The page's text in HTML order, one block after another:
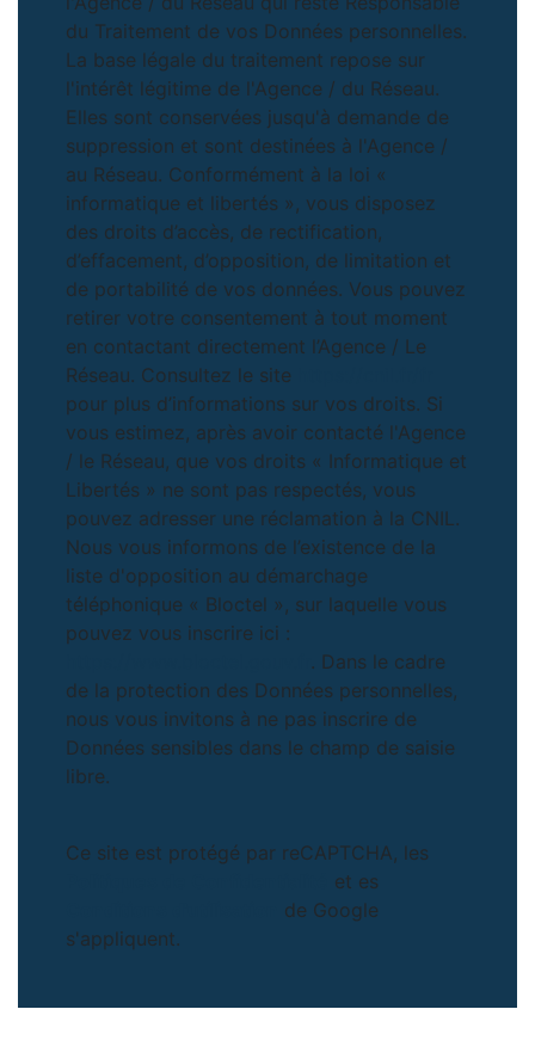
du Traitement de vos Données personnelles.
La base légale du traitement repose sur
l'intérêt légitime de l'Agence / du Réseau.
Elles sont conservées jusqu'à demande de
suppression et sont destinées à l'Agence /
au Réseau. Conformément à la loi «
informatique et libertés », vous disposez
des droits d’accès, de rectification,
d’effacement, d’opposition, de limitation et
de portabilité de vos données. Vous pouvez
retirer votre consentement à tout moment
en contactant directement l’Agence / Le
Réseau. Consultez le site
pour plus d’informations sur vos droits. Si
vous estimez, après avoir contacté l'Agence
/ le Réseau, que vos droits « Informatique et
Libertés » ne sont pas respectés, vous
pouvez adresser une réclamation à la CNIL.
Nous vous informons de l’existence de la
liste d'opposition au démarchage
téléphonique « Bloctel », sur laquelle vous
pouvez vous inscrire ici :
. Dans le cadre
de la protection des Données personnelles,
nous vous invitons à ne pas inscrire de
Données sensibles dans le champ de saisie
libre.
Ce site est protégé par reCAPTCHA, les
et es
de Google
s'appliquent.